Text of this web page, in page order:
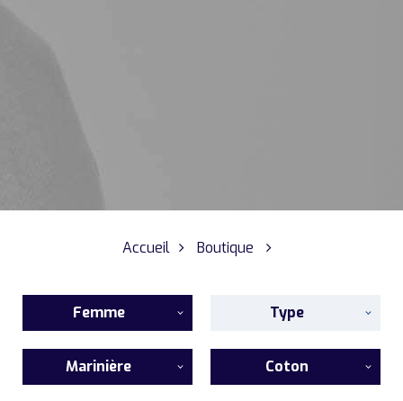
Accueil Boutique
Femme Type
Marinière Coton